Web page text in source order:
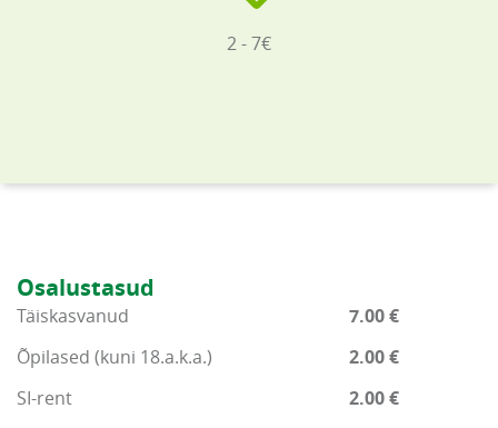
2 - 7€
Osalustasud
Täiskasvanud
7.00 €
Õpilased (kuni 18.a.k.a.)
2.00 €
SI-rent
2.00 €